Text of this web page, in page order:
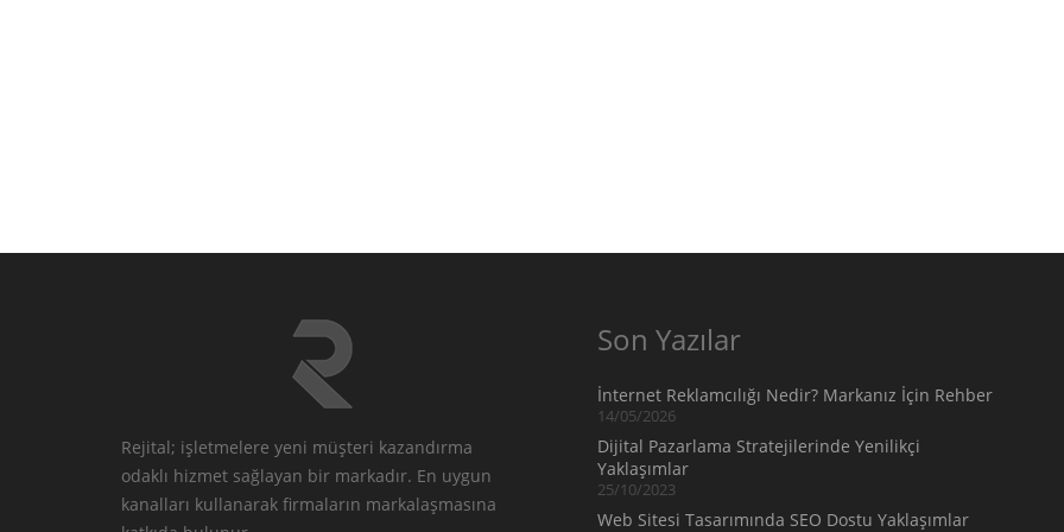
Rejital; işletmelere yeni müşteri kazandırma
odaklı hizmet sağlayan bir markadır. En uygun
kanalları kullanarak firmaların markalaşmasına
Son Yazılar
İnternet Reklamcılığı Nedir? Markanız İçin Rehber
14/05/2026
Dijital Pazarlama Stratejilerinde Yenilikçi
Yaklaşımlar
25/10/2023
Web Sitesi Tasarımında SEO Dostu Yaklaşımlar